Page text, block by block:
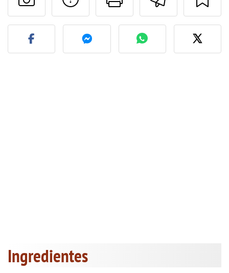
Publicar la foto de esta
Ingredientes